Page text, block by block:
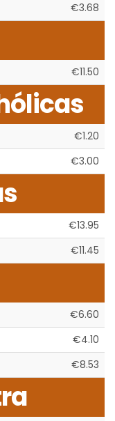
€3.68
€11.50
€1.20
€3.00
€13.95
€11.45
€6.60
€4.10
€8.53